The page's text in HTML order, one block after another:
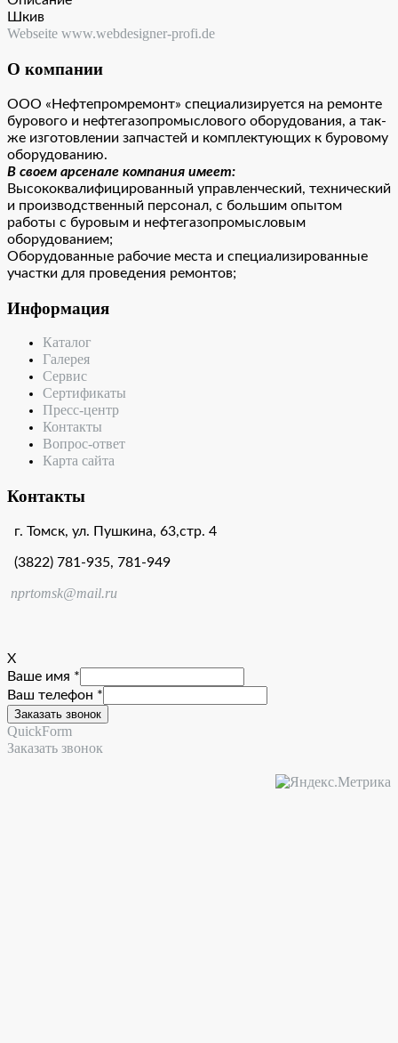
Шкив
Webseite www.webdesigner-profi.de
О компании
ООО «Нефтепромремонт» специализируется на ремонте
бурового и нефтегазопромыслового оборудования, а так-
же изготовлении запчастей и комплектующих к буровому
оборудованию.
В своем арсенале компания имеет:
Высококвалифицированный управленческий, технический
и производственный персонал, с большим опытом
работы с буровым и нефтегазопромысловым
оборудованием;
Оборудованные рабочие места и специализированные
участки для проведения ремонтов;
Информация
Каталог
Галерея
Сервис
Сертификаты
Пресс-центр
Контакты
Вопрос-ответ
Карта сайта
Контакты
г. Томск, ул. Пушкина, 63,стр. 4
(3822) 781-935, 781-949
nprtomsk@mail.ru
X
Ваше имя *
Ваш телефон *
QuickForm
Заказать звонок